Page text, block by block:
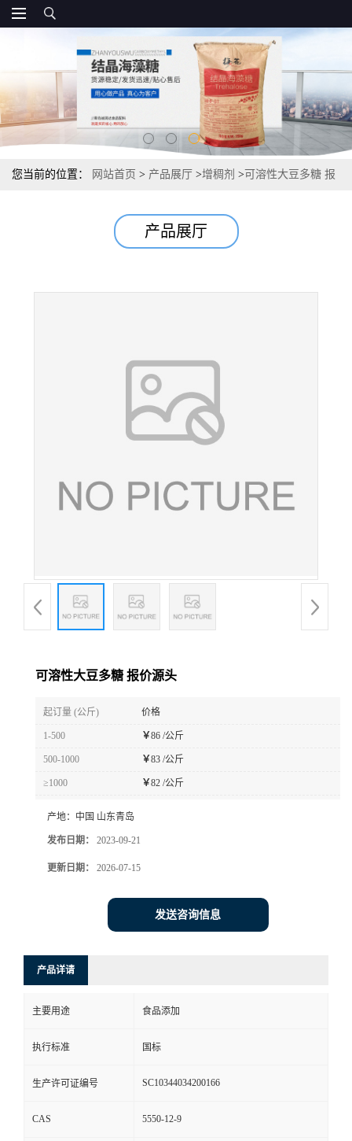
您当前的位置： 网站首页 > 产品展厅 >增稠剂 > 可溶性大豆多糖 报
产品展厅
可溶性大豆多糖 报价源头
起订量 (公斤) 价格
1-500 ￥86 /公斤
500-1000 ￥83 /公斤
≥1000 ￥82 /公斤
产地： 中国 山东青岛
发布日期： 2023-09-21
更新日期： 2026-07-15
发送咨询信息
产品详请
主要用途 食品添加
执行标准 国标
生产许可证编号 SC10344034200166
CAS 5550-12-9